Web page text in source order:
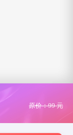
原价：99 元